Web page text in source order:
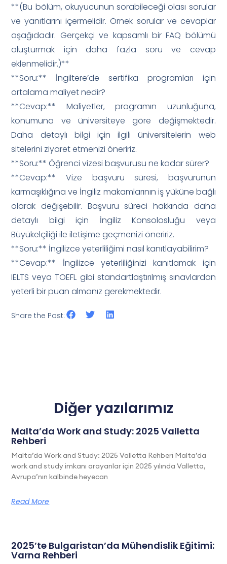
**(Bu bölüm, okuyucunun sorabileceği olası sorular
ve yanıtlarını içermelidir. Örnek sorular ve cevaplar
aşağıdadır. Gerçekçi ve kapsamlı bir FAQ bölümü
oluşturmak için daha fazla soru ve cevap
eklenmelidir.)**
**Soru:** İngiltere’de sertifika programları için
ortalama maliyet nedir?
**Cevap:** Maliyetler, programın uzunluğuna,
konumuna ve üniversiteye göre değişmektedir.
Daha detaylı bilgi için ilgili üniversitelerin web
sitelerini ziyaret etmenizi öneririz.
**Soru:** Öğrenci vizesi başvurusu ne kadar sürer?
**Cevap:** Vize başvuru süresi, başvurunun
karmaşıklığına ve İngiliz makamlarının iş yüküne bağlı
olarak değişebilir. Başvuru süreci hakkında daha
detaylı bilgi için İngiliz Konsolosluğu veya
Büyükelçiliği ile iletişime geçmenizi öneririz.
**Soru:** İngilizce yeterliliğimi nasıl kanıtlayabilirim?
**Cevap:** İngilizce yeterliliğinizi kanıtlamak için
IELTS veya TOEFL gibi standartlaştırılmış sınavlardan
yeterli bir puan almanız gerekmektedir.
Share the Post:
Diğer yazılarımız
Malta’da Work and Study: 2025 Valletta
Rehberi
Malta’da Work and Study: 2025 Valletta Rehberi Malta’da
work and study imkanı arayanlar için 2025 yılında Valletta,
Avrupa’nın kalbinde heyecan
Read More
2025’te Bulgaristan’da Mühendislik Eğitimi:
Varna Rehberi